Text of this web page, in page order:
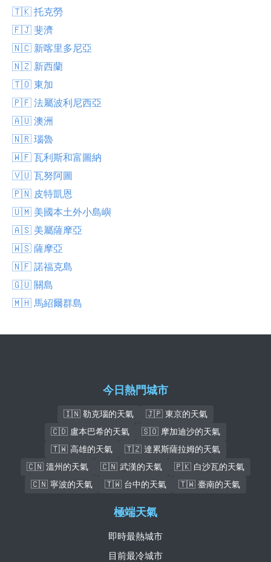
🇹🇰 托克勞
🇫🇯 斐濟
🇳🇨 新喀里多尼亞
🇳🇿 新西蘭
🇹🇴 東加
🇵🇫 法屬波利尼西亞
🇦🇺 澳洲
🇳🇷 瑙魯
🇼🇫 瓦利斯和富圖納
🇻🇺 瓦努阿圖
🇵🇳 皮特凱恩
🇺🇲 美國本土外小島嶼
🇦🇸 美屬薩摩亞
🇼🇸 薩摩亞
🇳🇫 諾福克島
🇬🇺 關島
🇲🇭 馬紹爾群島
今日熱門城市
🇮🇳 勒克瑙的天氣
🇯🇵 東京的天氣
🇨🇩 盧本巴希的天氣
🇸🇴 摩加迪沙的天氣
🇹🇼 高雄的天氣
🇹🇿 達累斯薩拉姆的天氣
🇨🇳 溫州的天氣
🇨🇳 武漢的天氣
🇵🇰 白沙瓦的天氣
🇨🇳 寧波的天氣
🇹🇼 台中的天氣 🇹🇼 臺南的天氣
極端天氣
即時最熱城市
目前最冷城市